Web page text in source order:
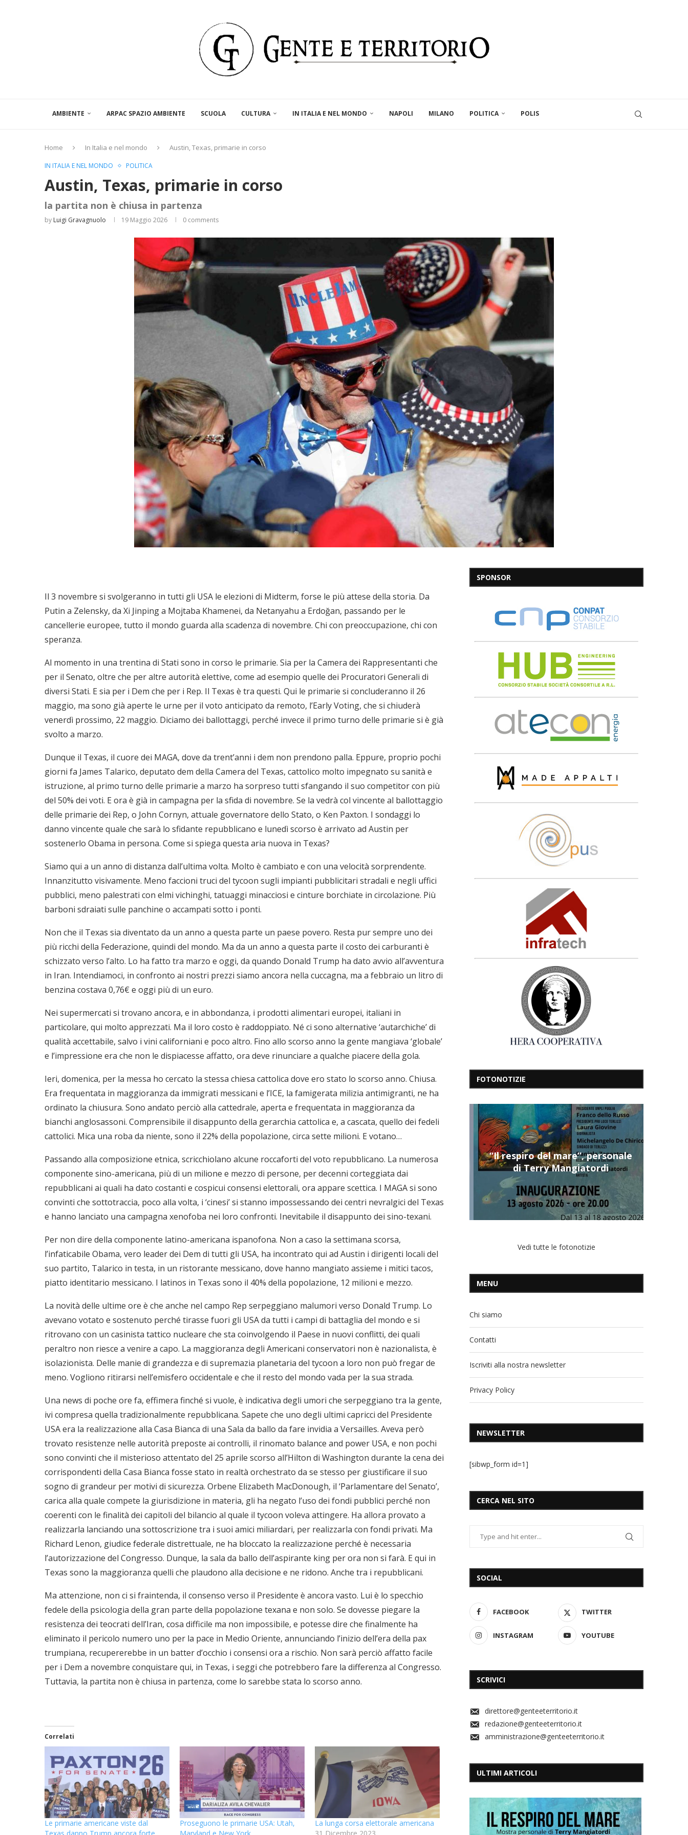
AMBIENTE ARPAC SPAZIO AMBIENTE SCUOLA CULTURA IN ITALIA E NEL MONDO NAPOLI MILANO POLITICA POLIS
Home In Italia e nel mondo Austin, Texas, primarie in corso
IN ITALIA E NEL MONDO POLITICA
Austin, Texas, primarie in corso
la partita non è chiusa in partenza
by Luigi Gravagnuolo 19 Maggio 2026 0 comments
Il 3 novembre si svolgeranno in tutti gli USA le elezioni di Midterm, forse le più attese della storia. Da
Putin a Zelensky, da Xi Jinping a Mojtaba Khamenei, da Netanyahu a Erdoğan, passando per le
cancellerie europee, tutto il mondo guarda alla scadenza di novembre. Chi con preoccupazione, chi con
speranza.
Al momento in una trentina di Stati sono in corso le primarie. Sia per la Camera dei Rappresentanti che
per il Senato, oltre che per altre autorità elettive, come ad esempio quelle dei Procuratori Generali di
diversi Stati. E sia per i Dem che per i Rep. Il Texas è tra questi. Qui le primarie si concluderanno il 26
maggio, ma sono già aperte le urne per il voto anticipato da remoto, l’Early Voting, che si chiuderà
venerdì prossimo, 22 maggio. Diciamo dei ballottaggi, perché invece il primo turno delle primarie si è già
svolto a marzo.
Dunque il Texas, il cuore dei MAGA, dove da trent’anni i dem non prendono palla. Eppure, proprio pochi
giorni fa James Talarico, deputato dem della Camera del Texas, cattolico molto impegnato su sanità e
istruzione, al primo turno delle primarie a marzo ha sorpreso tutti sfangando il suo competitor con più
del 50% dei voti. E ora è già in campagna per la sfida di novembre. Se la vedrà col vincente al ballottaggio
delle primarie dei Rep, o John Cornyn, attuale governatore dello Stato, o Ken Paxton. I sondaggi lo
danno vincente quale che sarà lo sfidante repubblicano e lunedì scorso è arrivato ad Austin per
sostenerlo Obama in persona. Come si spiega questa aria nuova in Texas?
Siamo qui a un anno di distanza dall’ultima volta. Molto è cambiato e con una velocità sorprendente.
Innanzitutto visivamente. Meno faccioni truci del tycoon sugli impianti pubblicitari stradali e negli uffici
pubblici, meno palestrati con elmi vichinghi, tatuaggi minacciosi e cinture borchiate in circolazione. Più
barboni sdraiati sulle panchine o accampati sotto i ponti.
Non che il Texas sia diventato da un anno a questa parte un paese povero. Resta pur sempre uno dei
più ricchi della Federazione, quindi del mondo. Ma da un anno a questa parte il costo dei carburanti è
schizzato verso l’alto. Lo ha fatto tra marzo e oggi, da quando Donald Trump ha dato avvio all’avventura
in Iran. Intendiamoci, in confronto ai nostri prezzi siamo ancora nella cuccagna, ma a febbraio un litro di
benzina costava 0,76€ e oggi più di un euro.
Nei supermercati si trovano ancora, e in abbondanza, i prodotti alimentari europei, italiani in
particolare, qui molto apprezzati. Ma il loro costo è raddoppiato. Né ci sono alternative ‘autarchiche’ di
qualità accettabile, salvo i vini californiani e poco altro. Fino allo scorso anno la gente mangiava ‘globale’
e l’impressione era che non le dispiacesse affatto, ora deve rinunciare a qualche piacere della gola.
Ieri, domenica, per la messa ho cercato la stessa chiesa cattolica dove ero stato lo scorso anno. Chiusa.
Era frequentata in maggioranza da immigrati messicani e l’ICE, la famigerata milizia antimigranti, ne ha
ordinato la chiusura. Sono andato perciò alla cattedrale, aperta e frequentata in maggioranza da
bianchi anglosassoni. Comprensibile il disappunto della gerarchia cattolica e, a cascata, quello dei fedeli
cattolici. Mica una roba da niente, sono il 22% della popolazione, circa sette milioni. E votano…
Passando alla composizione etnica, scricchiolano alcune roccaforti del voto repubblicano. La numerosa
componente sino-americana, più di un milione e mezzo di persone, per decenni corteggiata dai
repubblicani ai quali ha dato costanti e cospicui consensi elettorali, ora appare scettica. I MAGA si sono
convinti che sottotraccia, poco alla volta, i ‘cinesi’ si stanno impossessando dei centri nevralgici del Texas
e hanno lanciato una campagna xenofoba nei loro confronti. Inevitabile il disappunto dei sino-texani.
Per non dire della componente latino-americana ispanofona. Non a caso la settimana scorsa,
l’infaticabile Obama, vero leader dei Dem di tutti gli USA, ha incontrato qui ad Austin i dirigenti locali del
suo partito, Talarico in testa, in un ristorante messicano, dove hanno mangiato assieme i mitici tacos,
piatto identitario messicano. I latinos in Texas sono il 40% della popolazione, 12 milioni e mezzo.
La novità delle ultime ore è che anche nel campo Rep serpeggiano malumori verso Donald Trump. Lo
avevano votato e sostenuto perché tirasse fuori gli USA da tutti i campi di battaglia del mondo e si
ritrovano con un casinista tattico nucleare che sta coinvolgendo il Paese in nuovi conflitti, dei quali
peraltro non riesce a venire a capo. La maggioranza degli Americani conservatori non è nazionalista, è
isolazionista. Delle manie di grandezza e di supremazia planetaria del tycoon a loro non può fregar de
meno. Vogliono ritirarsi nell’emisfero occidentale e che il resto del mondo vada per la sua strada.
Una news di poche ore fa, effimera finché si vuole, è indicativa degli umori che serpeggiano tra la gente,
ivi compresa quella tradizionalmente repubblicana. Sapete che uno degli ultimi capricci del Presidente
USA era la realizzazione alla Casa Bianca di una Sala da ballo da fare invidia a Versailles. Aveva però
trovato resistenze nelle autorità preposte ai controlli, il rinomato balance and power USA, e non pochi
sono convinti che il misterioso attentato del 25 aprile scorso all’Hilton di Washington durante la cena dei
corrispondenti della Casa Bianca fosse stato in realtà orchestrato da se stesso per giustificare il suo
sogno di grandeur per motivi di sicurezza. Orbene Elizabeth MacDonough, il ‘Parlamentare del Senato’,
carica alla quale compete la giurisdizione in materia, gli ha negato l’uso dei fondi pubblici perché non
coerenti con le finalità dei capitoli del bilancio al quale il tycoon voleva attingere. Ha allora provato a
realizzarla lanciando una sottoscrizione tra i suoi amici miliardari, per realizzarla con fondi privati. Ma
Richard Lenon, giudice federale distrettuale, ne ha bloccato la realizzazione perché è necessaria
l’autorizzazione del Congresso. Dunque, la sala da ballo dell’aspirante king per ora non si farà. E qui in
Texas sono la maggioranza quelli che plaudono alla decisione e ne ridono. Anche tra i repubblicani.
Ma attenzione, non ci si fraintenda, il consenso verso il Presidente è ancora vasto. Lui è lo specchio
fedele della psicologia della gran parte della popolazione texana e non solo. Se dovesse piegare la
resistenza dei teocrati dell’Iran, cosa difficile ma non impossibile, e potesse dire che finalmente ha
eliminato il pericolo numero uno per la pace in Medio Oriente, annunciando l’inizio dell’era della pax
trumpiana, recupererebbe in un batter d’occhio i consensi ora a rischio. Non sarà perciò affatto facile
per i Dem a novembre conquistare qui, in Texas, i seggi che potrebbero fare la differenza al Congresso.
Tuttavia, la partita non è chiusa in partenza, come lo sarebbe stata lo scorso anno.
Correlati
Le primarie americane viste dal
Proseguono le primarie USA: Utah,
La lunga corsa elettorale americana
SPONSOR
FOTONOTIZIE
“La Grazia” di Sorrentino
presentato da Milvia Marigliano
“Il respiro del mare”, personale
di Terry Mangiatordi
Nuova tanker in acciaio inox
per la Navalmed
Una barca entra nel Fiordo di
Crapolla violando...
“Un’Ape tra le pagine”, prestito
digitale gratuito e...
“La Grazia” di Sorrentino
presentato da Milvia Marigliano
“Il respiro del mare”, personale
di Terry Mangiatordi
Vedi tutte le fotonotizie
MENU
Chi siamo
Contatti
Iscriviti alla nostra newsletter
Privacy Policy
NEWSLETTER
[sibwp_form id=1]
CERCA NEL SITO
SOCIAL
FACEBOOK TWITTER
INSTAGRAM YOUTUBE
SCRIVICI
direttore@genteeterritorio.it
redazione@genteeterritorio.it
amministrazione@genteeterritorio.it
ULTIMI ARTICOLI